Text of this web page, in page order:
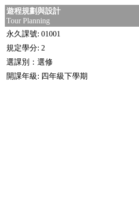
遊程規劃與設計
Tour Planning
永久課號: 01001
規定學分: 2
選課別：選修
開課年級: 四年級下學期